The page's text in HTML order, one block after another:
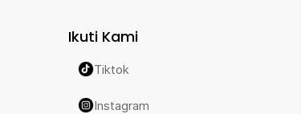
Ikuti Kami
Tiktok
Instagram